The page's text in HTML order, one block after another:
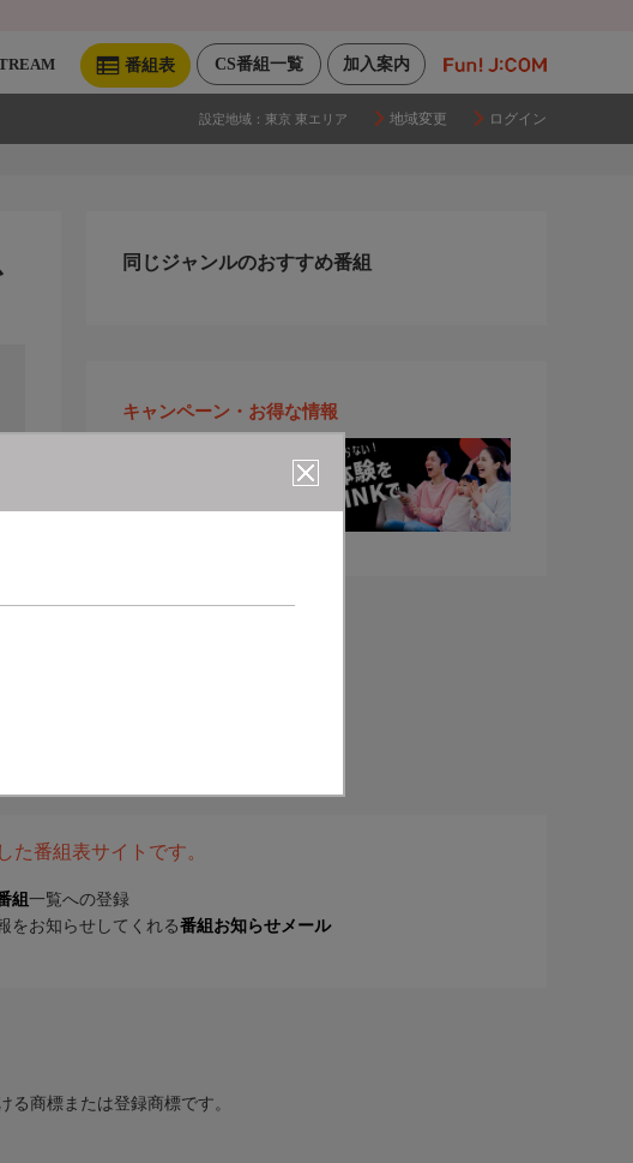
加入案内
CS番組一覧
番組表
設定地域： 東京 東エリア 地域変更 ログイン
同じジャンルのおすすめ番組
キャンペーン・お得な情報
た番組表サイトです。
組一覧への登録
をお知らせしてくれる番組お知らせメール
る商標または登録商標です。